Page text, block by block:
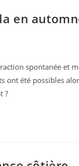
en
spontanée et
ont été possibles
?